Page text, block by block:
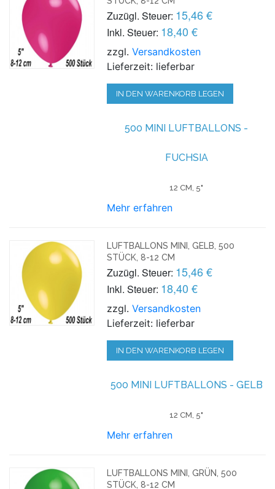
Zuzügl. Steuer: 15,46 €
Inkl. Steuer: 18,40 €
zzgl.Versandkosten
Lieferzeit: lieferbar
IN DEN WARENKORB LEGEN
500 MINI LUFTBALLONS -
FUCHSIA
12 CM, 5"
Mehr erfahren
LUFTBALLONS MINI, GELB, 500
STÜCK, 8-12 CM
Zuzügl. Steuer: 15,46 €
Inkl. Steuer: 18,40 €
zzgl.Versandkosten
Lieferzeit: lieferbar
IN DEN WARENKORB LEGEN
500 MINI LUFTBALLONS - GELB
12 CM, 5"
Mehr erfahren
LUFTBALLONS MINI, GRÜN, 500
STÜCK, 8-12 CM